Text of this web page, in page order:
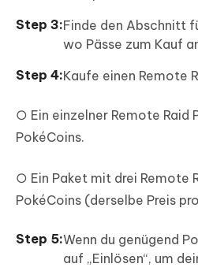
Finde den Abschnitt
wo Pässe zum Kauf
Kaufe einen Remote
○ Ein einzelner Remote Raid
PokéCoins.
○ Ein Paket mit drei Remote
PokéCoins (derselbe Preis
Wenn du genügend
auf „Einlösen“, um